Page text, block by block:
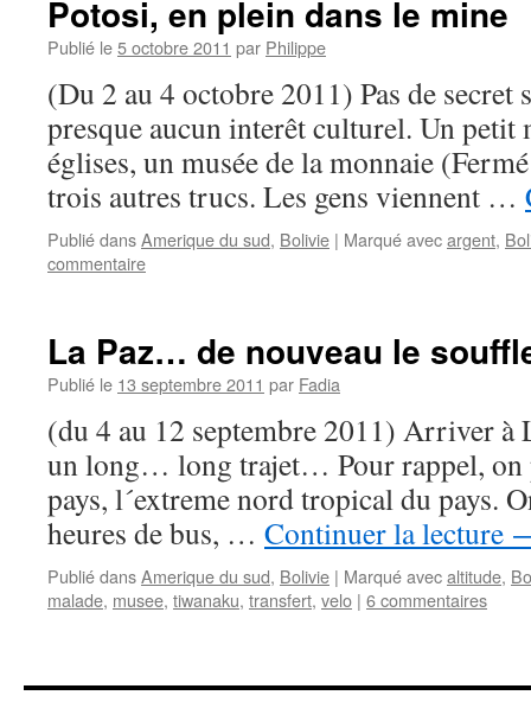
Potosi, en plein dans le mine
Publié le5 octobre 2011 par Philippe
(Du 2 au 4 octobre 2011) Pas de secret
presque aucun interêt culturel. Un petit
églises, un musée de la monnaie
trois autres trucs. Les gens viennent …
Publié dansAmerique du sud, Bolivie | Marqué avecargent,
commentaire
La Paz… de nouveau le
Publié le 13 septembre 2011 par Fadia
(du 4 au 12 septembre 2011) Arriver à
un long… long trajet… Pour rappel, on
pays, l´extreme nord tropical du pays.
heures de bus, … Continuer la lecture
Publié dansAmerique du sud, Bolivie | Marqué avecaltitude,
malade, musee, tiwanaku, transfert, velo | 6 commentaires